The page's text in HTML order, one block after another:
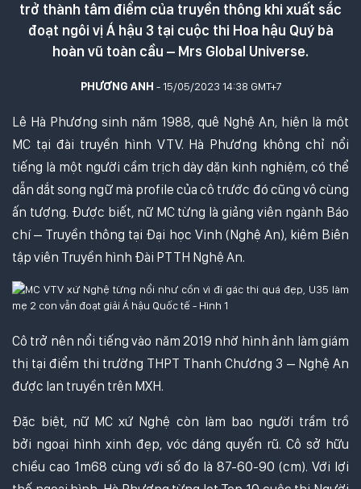
trở thành tâm điểm của truyền thông khi xuất sắc
đoạt ngôi vị Á hậu 3 tại cuộc thi Hoa hậu Quý bà
hoàn vũ toàn cầu – Mrs Global Universe.
PHƯƠNG ANH - 15/05/2023 14:38 GMT+7
Lê Hà Phương sinh năm 1988, quê Nghệ An, hiện là một
MC tại đài truyền hình VTV. Hà Phương không chỉ nổi
tiếng là một người cầm trịch dày dặn kinh nghiệm, có thể
dẫn dắt song ngữ mà profile của cô trước đó cũng vô cùng
ấn tượng. Được biết, nữ MC từng là giảng viên ngành Báo
chí – Truyền thông tại Đại học Vinh (Nghệ An), kiêm Biên
tập viên Truyền hình Đài PTTH Nghệ An.
Cô trở nên nổi tiếng vào năm 2019 nhờ hình ảnh làm giám
thị tại điểm thi trường THPT Thanh Chương 3 – Nghệ An
được lan truyền trên MXH.
Đặc biệt, nữ MC xứ Nghệ còn làm bao người trầm trồ
bởi ngoại hình xinh đẹp, vóc dáng quyến rũ. Cô sở hữu
chiều cao 1m68 cùng với số đo là 87-60-90 (cm). Với lợi